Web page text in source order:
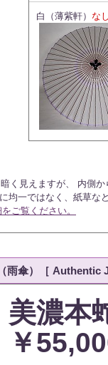
白（薄紫軒） な
く見えますが、 内側
均一ではなく、紙草な
ご覧ください。
傘）［ Authentic
美濃本
￥